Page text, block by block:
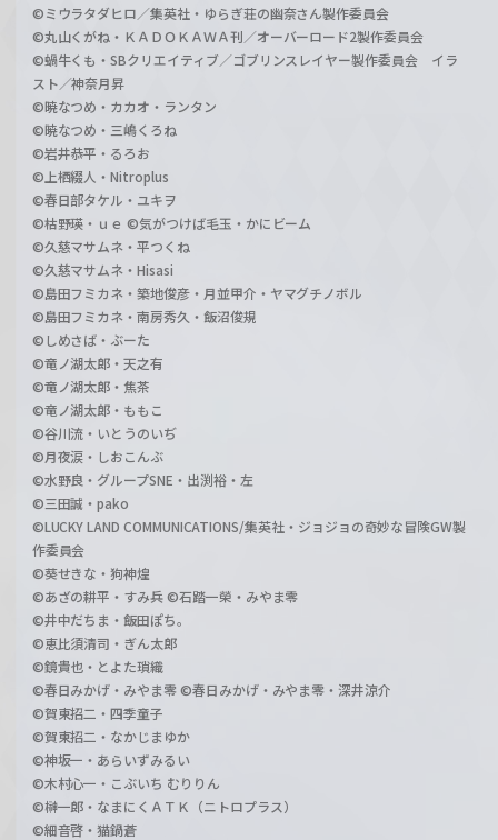
©ミウラタダヒロ／集英社・ゆらぎ荘の幽奈さん製作委員会
©丸山くがね・ＫＡＤＯＫＡＷＡ刊／オーバーロード2製作委員会
©蝸牛くも・SBクリエイティブ／ゴブリンスレイヤー製作委員会 イラ
スト／神奈月昇
©暁なつめ・カカオ・ランタン
©暁なつめ・三嶋くろね
©岩井恭平・るろお
©上栖綴人・Nitroplus
©春日部タケル・ユキヲ
©枯野瑛・ｕｅ ©気がつけば毛玉・かにビーム
©久慈マサムネ・平つくね
©久慈マサムネ・Hisasi
©島田フミカネ・築地俊彦・月並甲介・ヤマグチノボル
©島田フミカネ・南房秀久・飯沼俊規
©しめさば・ぶーた
©竜ノ湖太郎・天之有
©竜ノ湖太郎・焦茶
©竜ノ湖太郎・ももこ
©谷川流・いとうのいぢ
©月夜涙・しおこんぶ
©水野良・グループSNE・出渕裕・左
©三田誠・pako
©LUCKY LAND COMMUNICATIONS/集英社・ジョジョの奇妙な冒険GW製
作委員会
©葵せきな・狗神煌
©あざの耕平・すみ兵 ©石踏一榮・みやま零
©井中だちま・飯田ぽち。
©恵比須清司・ぎん太郎
©鏡貴也・とよた瑣織
©春日みかげ・みやま零 ©春日みかげ・みやま零・深井涼介
©賀東招二・四季童子
©賀東招二・なかじまゆか
©神坂一・あらいずみるい
©木村心一・こぶいち むりりん
©榊一郎・なまにくＡＴＫ（ニトロプラス）
©細音啓・猫鍋蒼